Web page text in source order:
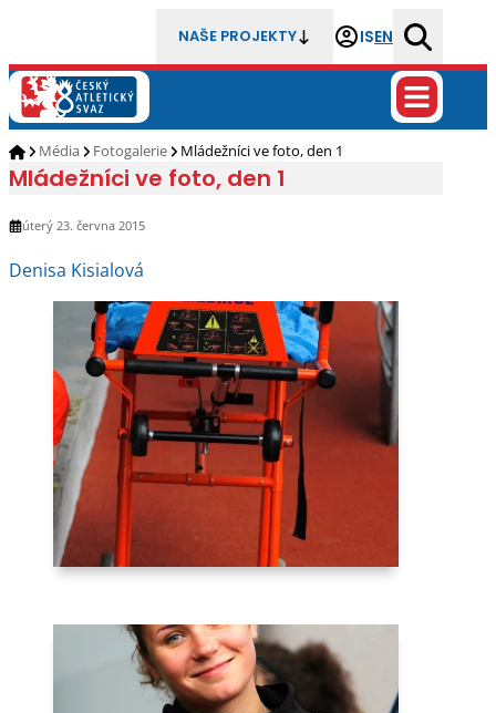
NAŠE PROJEKTY ISEN
Média Fotogalerie Mládežníci ve foto, den 1
Mládežníci ve foto, den 1
úterý 23. června 2015
Denisa Kisialová